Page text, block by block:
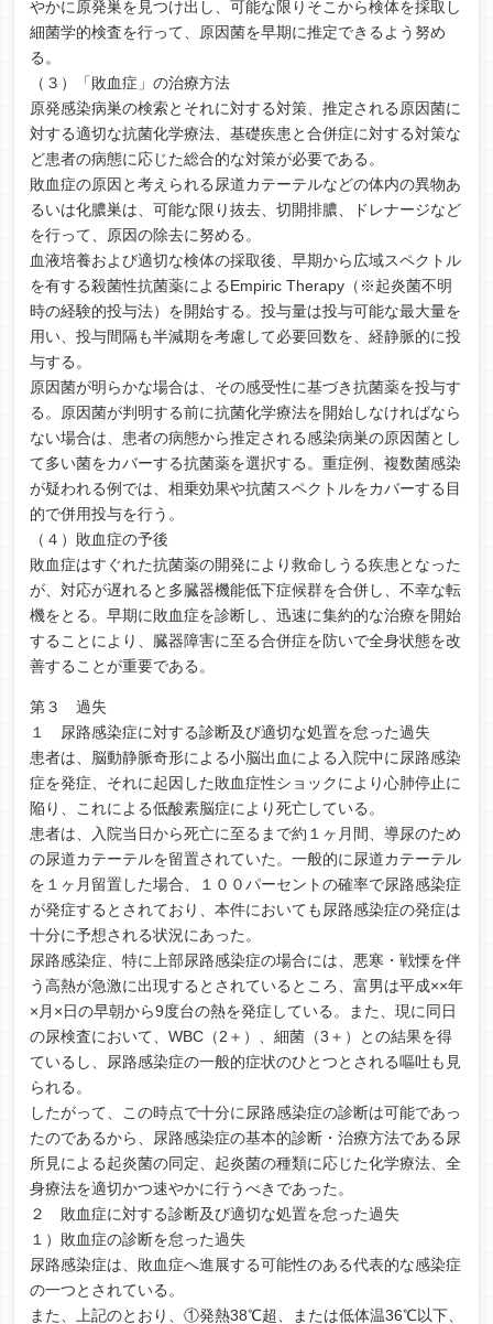
やかに原発巣を見つけ出し、可能な限りそこから検体を採取し
細菌学的検査を行って、原因菌を早期に推定できるよう努め
る。
（３）「敗血症」の治療方法
原発感染病巣の検索とそれに対する対策、推定される原因菌に
対する適切な抗菌化学療法、基礎疾患と合併症に対する対策な
ど患者の病態に応じた総合的な対策が必要である。
敗血症の原因と考えられる尿道カテーテルなどの体内の異物あ
るいは化膿巣は、可能な限り抜去、切開排膿、ドレナージなど
を行って、原因の除去に努める。
血液培養および適切な検体の採取後、早期から広域スペクトル
を有する殺菌性抗菌薬によるEmpiric Therapy（※起炎菌不明
時の経験的投与法）を開始する。投与量は投与可能な最大量を
用い、投与間隔も半減期を考慮して必要回数を、経静脈的に投
与する。
原因菌が明らかな場合は、その感受性に基づき抗菌薬を投与す
る。原因菌が判明する前に抗菌化学療法を開始しなければなら
ない場合は、患者の病態から推定される感染病巣の原因菌とし
て多い菌をカバーする抗菌薬を選択する。重症例、複数菌感染
が疑われる例では、相乗効果や抗菌スペクトルをカバーする目
的で併用投与を行う。
（４）敗血症の予後
敗血症はすぐれた抗菌薬の開発により救命しうる疾患となった
が、対応が遅れると多臓器機能低下症候群を合併し、不幸な転
機をとる。早期に敗血症を診断し、迅速に集約的な治療を開始
することにより、臓器障害に至る合併症を防いで全身状態を改
善することが重要である。
第３ 過失
１ 尿路感染症に対する診断及び適切な処置を怠った過失
患者は、脳動静脈奇形による小脳出血による入院中に尿路感染
症を発症、それに起因した敗血症性ショックにより心肺停止に
陥り、これによる低酸素脳症により死亡している。
患者は、入院当日から死亡に至るまで約１ヶ月間、導尿のため
の尿道カテーテルを留置されていた。一般的に尿道カテーテル
を１ヶ月留置した場合、１００パーセントの確率で尿路感染症
が発症するとされており、本件においても尿路感染症の発症は
十分に予想される状況にあった。
尿路感染症、特に上部尿路感染症の場合には、悪寒・戦慄を伴
う高熱が急激に出現するとされているところ、富男は平成××年
×月×日の早朝から9度台の熱を発症している。また、現に同日
の尿検査において、WBC（2＋）、細菌（3＋）との結果を得
ているし、尿路感染症の一般的症状のひとつとされる嘔吐も見
られる。
したがって、この時点で十分に尿路感染症の診断は可能であっ
たのであるから、尿路感染症の基本的診断・治療方法である尿
所見による起炎菌の同定、起炎菌の種類に応じた化学療法、全
身療法を適切かつ速やかに行うべきであった。
２ 敗血症に対する診断及び適切な処置を怠った過失
１）敗血症の診断を怠った過失
尿路感染症は、敗血症へ進展する可能性のある代表的な感染症
の一つとされている。
また、上記のとおり、①発熱38℃超、または低体温36℃以下、